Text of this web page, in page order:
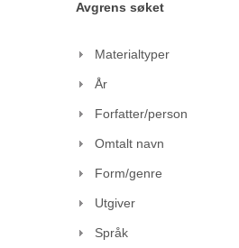
Avgrens søket
Materialtyper
År
Forfatter/person
Omtalt navn
Form/genre
Utgiver
Språk